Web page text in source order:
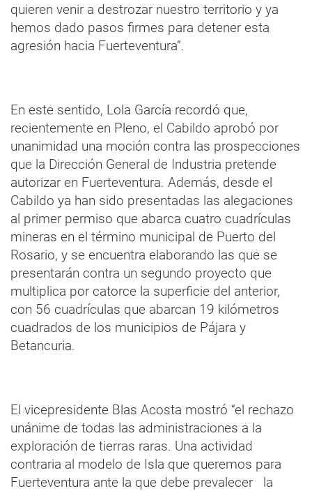
quieren venir a destrozar nuestro territorio y ya
hemos dado pasos firmes para detener esta
agresión hacia Fuerteventura”.
En este sentido, Lola García recordó que,
recientemente en Pleno, el Cabildo aprobó por
unanimidad una moción contra las prospecciones
que la Dirección General de Industria pretende
autorizar en Fuerteventura. Además, desde el
Cabildo ya han sido presentadas las alegaciones
al primer permiso que abarca cuatro cuadrículas
mineras en el término municipal de Puerto del
Rosario, y se encuentra elaborando las que se
presentarán contra un segundo proyecto que
multiplica por catorce la superficie del anterior,
con 56 cuadrículas que abarcan 19 kilómetros
cuadrados de los municipios de Pájara y
Betancuria.
El vicepresidente Blas Acosta mostró “el rechazo
unánime de todas las administraciones a la
exploración de tierras raras. Una actividad
contraria al modelo de Isla que queremos para
Fuerteventura ante la que debe prevalecer la